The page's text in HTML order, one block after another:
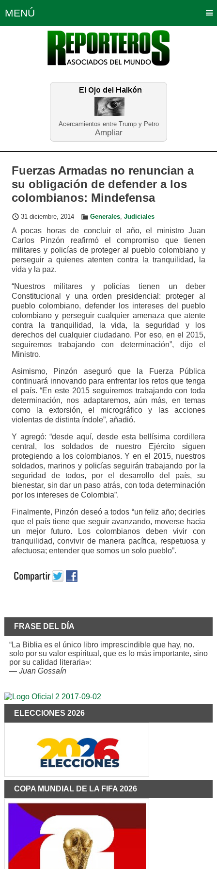
Acercamientos entre Trump y Petro
Ampliar
MENÚ
Política Opinión Bogotá
Planeta Tierra Deportes
Educación Neira
Fuerzas Armadas no renuncian a
su obligación de defender a los
colombianos: Mindefensa
31 diciembre, 2014 Generales, Judiciales
A pocas horas de concluir el año, el ministro Juan
Carlos Pinzón reafirmó el compromiso que tienen
militares y policías de proteger al pueblo colombiano y
perseguir a quienes atenten contra la tranquilidad, la
vida y la paz.
“Nuestros militares y policías tienen un deber
Constitucional y una orden presidencial: proteger al
pueblo colombiano, defender los intereses del pueblo
colombiano y perseguir cualquier amenaza que atente
contra la tranquilidad, la vida, la seguridad y los
derechos del cualquier ciudadano. Por eso, en el 2015,
seguiremos trabajando con determinación”, dijo el
Ministro.
Asimismo, Pinzón aseguró que la Fuerza Pública
continuará innovando para enfrentar los retos que tenga
el país. “En este 2015 seguiremos trabajando con toda
determinación, nos adaptaremos, aún más, en temas
como la extorsión, el micrográfico y las acciones
violentas de distinta índole”, añadió.
Y agregó: “desde aquí, desde esta bellísima cordillera
central, los soldados de nuestro Ejército siguen
protegiendo a los colombianos. Y en el 2015, nuestros
soldados, marinos y policías seguirán trabajando por la
seguridad de todos, por el desarrollo del país, su
bienestar, sin dar un paso atrás, con toda determinación
por los intereses de Colombia”.
Finalmente, Pinzón deseó a todos “un feliz año; decirles
que el país tiene que seguir avanzando, moverse hacia
un mejor futuro. Los colombianos deben vivir con
tranquilidad, convivir de manera pacífica, respetuosa y
afectuosa; entender que somos un solo pueblo”.
FRASE DEL DÍA
“La Biblia es el único libro imprescindible que hay, no.
solo por su valor espiritual, que es lo más importante, sino
por su calidad literaria»:
— Juan Gossaín
ELECCIONES 2026
COPA MUNDIAL DE LA FIFA 2026